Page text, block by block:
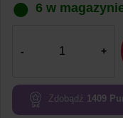
6 w
Przetwornica
LM2596
3A
Zdobądź 1409